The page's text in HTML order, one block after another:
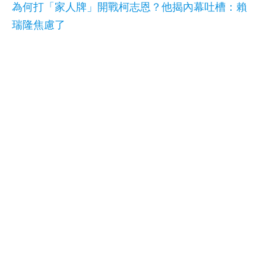
為何打「家人牌」開戰柯志恩？他揭內幕吐槽：賴
瑞隆焦慮了